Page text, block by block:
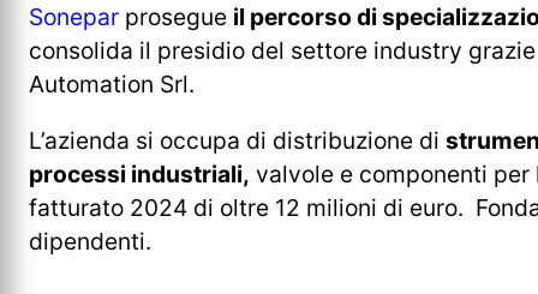
Sonepar prosegue il percorso di
consolida il presidio del settore industry
Automation Srl.
L’azienda si occupa di distribuzione di
processi industriali, valvole e componenti per
fatturato 2024 di oltre 12 milioni di euro.
dipendenti.